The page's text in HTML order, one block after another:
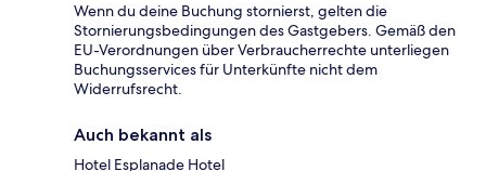
Wenn du deine Buchung stornierst, gelten die
Stornierungsbedingungen des Gastgebers. Gemäß den
EU-Verordnungen über Verbraucherrechte unterliegen
Buchungsservices für Unterkünfte nicht dem
Widerrufsrecht.
Auch bekannt als
Hotel Esplanade Hotel